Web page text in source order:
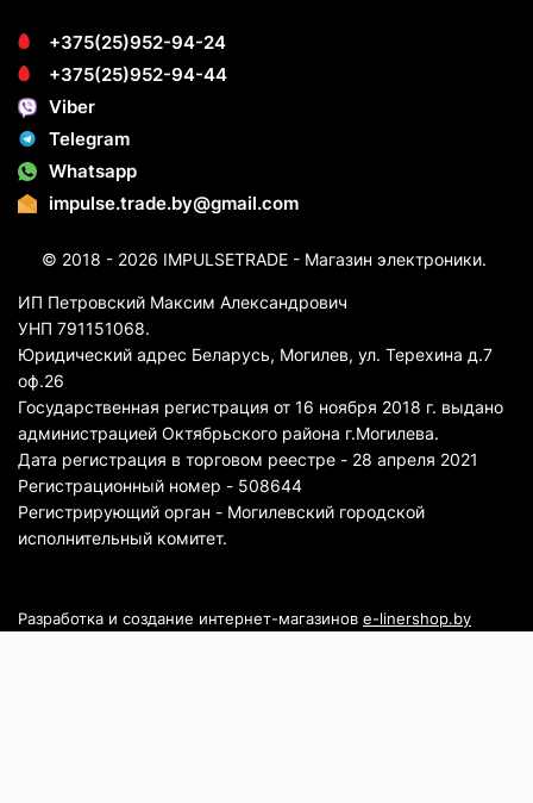
+375(25)952-94-24
+375(25)952-94-44
Viber
Telegram
Whatsapp
impulse.trade.by@gmail.com
© 2018 - 2026 IMPULSETRADE - Магазин электроники.
ИП Петровский Максим Александрович
УНП 791151068.
Юридический адрес Беларусь, Могилев, ул. Терехина д.7
оф.26
Государственная регистрация от 16 ноября 2018 г. выдано
администрацией Октябрьского района г.Могилева.
Дата регистрация в торговом реестре - 28 апреля 2021
Регистрационный номер - 508644
Регистрирующий орган - Могилевский городской
исполнительный комитет.
Разработка и создание интернет-магазинов e-linershop.by